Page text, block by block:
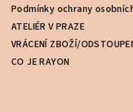
Podmínky ochrany
ATELIÉR V PRAZE
VRÁCENÍ ZBOŽÍ/
CO JE RAYON